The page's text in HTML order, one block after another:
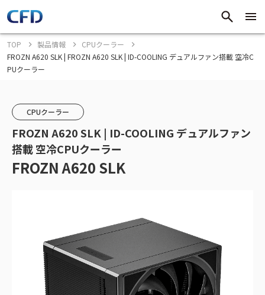
TOP 製品情報
CPUクーラー
FROZN A620 SLK | FROZN A620 SLK | ID-COOLING デュアルファン搭載 空冷C
PUクーラー
CPUクーラー
FROZN A620 SLK | ID-COOLING デュアルファン
搭載 空冷CPUクーラー
FROZN A620 SLK